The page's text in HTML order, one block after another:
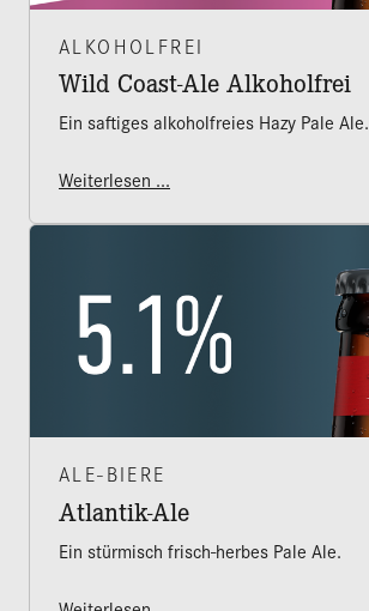
Wild Coast-Ale Alkoholfrei
ALKOHOLFREI
Ein saftiges alkoholfreies Hazy Pale Ale.
Weiterlesen ...
Atlantik-Ale
ALE-BIERE
Ein stürmisch frisch-herbes Pale Ale.